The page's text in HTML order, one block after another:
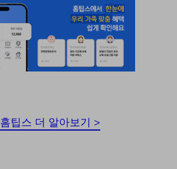
홈팁스 더 알아보기 >